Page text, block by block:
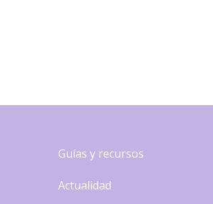
Guías y recursos
Actualidad